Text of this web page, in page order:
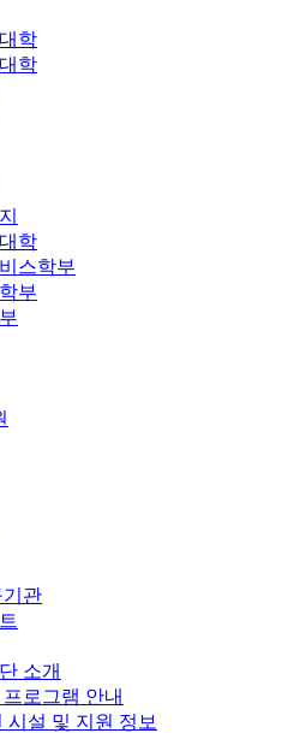
학
학
학
스학부
부
기관
소개
로그램 안내
시설 및 지원 정보